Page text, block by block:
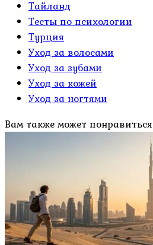
Тайланд
Тесты по психологии
Турция
Уход за волосами
Уход за зубами
Уход за кожей
Уход за ногтями
Вам также может понравиться